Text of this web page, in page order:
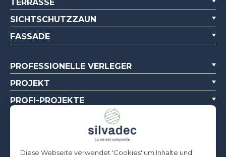
TERRASSE
SICHTSCHUTZZAUN
FASSADE
PROFESSIONELLE VERLEGER
PROJEKT
PROFI-PROJEKTE
DOKUMENTATIONSQUELLEN
Diese Webseite verwendet 'Cookies' um Inhalte und